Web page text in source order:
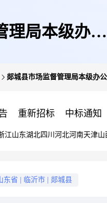
理局本级办公
郯城县市场监督管理局本级办
重新招标 中标通知
江山东湖北四川 河北河南天津山
东省 临沂市 郯城县